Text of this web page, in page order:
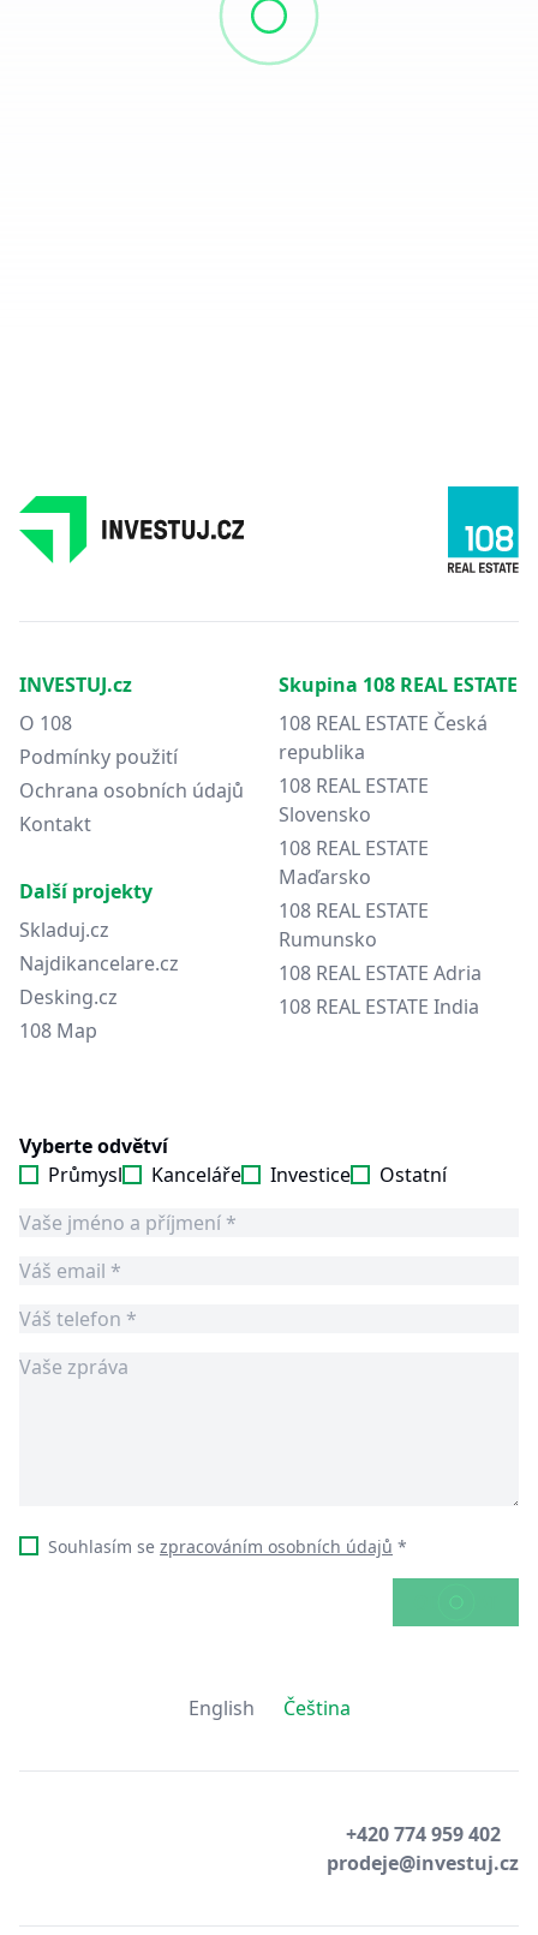
INVESTUJ.cz
O 108
Podmínky použití
Ochrana osobních údajů
Kontakt
Další projekty
Skladuj.cz
Najdikancelare.cz
Desking.cz
108 Map
Skupina 108 REAL ESTATE
108 REAL ESTATE Česká
republika
108 REAL ESTATE
Slovensko
108 REAL ESTATE
Maďarsko
108 REAL ESTATE
Rumunsko
108 REAL ESTATE Adria
108 REAL ESTATE India
Vyberte odvětví
Průmysl
Kanceláře Investice Ostatní
Souhlasím se zpracováním osobních údajů *
ODESLAT
English Čeština
+420 774 959 402
prodeje@investuj.cz